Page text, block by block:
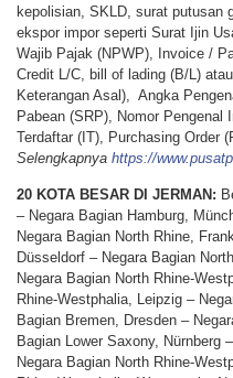
kepolisian, SKLD, surat putusan
ekspor impor seperti Surat Ijin
Wajib Pajak (NPWP), Invoice /
Credit L/C, bill of lading (B/L)
Keterangan Asal), Angka
Pabean (SRP), Nomor
Terdaftar (IT), Purchasing Order
Selengkapnya https://
20 KOTA BESAR DI JERMAN:
– Negara Bagian Hamburg,
Negara Bagian North Rhine,
Düsseldorf – Negara Bagian
Negara Bagian North Rhine-
Rhine-Westphalia, Leipzig –
Bagian Bremen, Dresden –
Bagian Lower Saxony, Nürnberg
Negara Bagian North Rhine-